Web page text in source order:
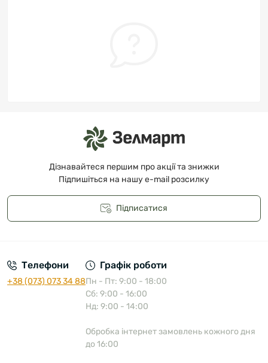
Дізнавайтеся першим про акції та знижки
Підпишіться на нашу e-mail розсилку
Підписатися
Телефони
+38 (073) 073 34 88
Графік роботи
Пн - Пт: 9:00 - 18:00
Сб: 9:00 - 16:00
Нд: 9:00 - 14:00
Обробка інтернет замовлень кожного дня
до 16:00